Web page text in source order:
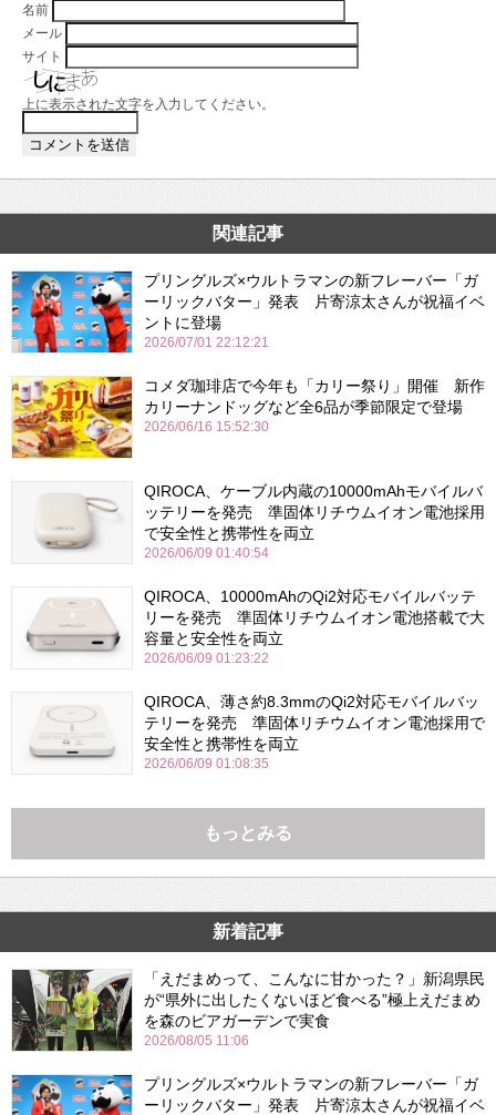
名前
メール
サイト
上に表示された文字を入力してください。
関連記事
プリングルズ×ウルトラマンの新フレーバー「ガ
ーリックバター」発表 片寄涼太さんが祝福イベ
ントに登場
2026/07/01 22:12:21
コメダ珈琲店で今年も「カリー祭り」開催 新作
カリーナンドッグなど全6品が季節限定で登場
2026/06/16 15:52:30
QIROCA、ケーブル内蔵の10000mAhモバイルバ
ッテリーを発売 準固体リチウムイオン電池採用
で安全性と携帯性を両立
2026/06/09 01:40:54
QIROCA、10000mAhのQi2対応モバイルバッテ
リーを発売 準固体リチウムイオン電池搭載で大
容量と安全性を両立
2026/06/09 01:23:22
QIROCA、薄さ約8.3mmのQi2対応モバイルバッ
テリーを発売 準固体リチウムイオン電池採用で
安全性と携帯性を両立
2026/06/09 01:08:35
もっとみる
新着記事
「えだまめって、こんなに甘かった？」新潟県民
が“県外に出したくないほど食べる”極上えだまめ
を森のビアガーデンで実食
2026/08/05 11:06
プリングルズ×ウルトラマンの新フレーバー「ガ
ーリックバター」発表 片寄涼太さんが祝福イベ